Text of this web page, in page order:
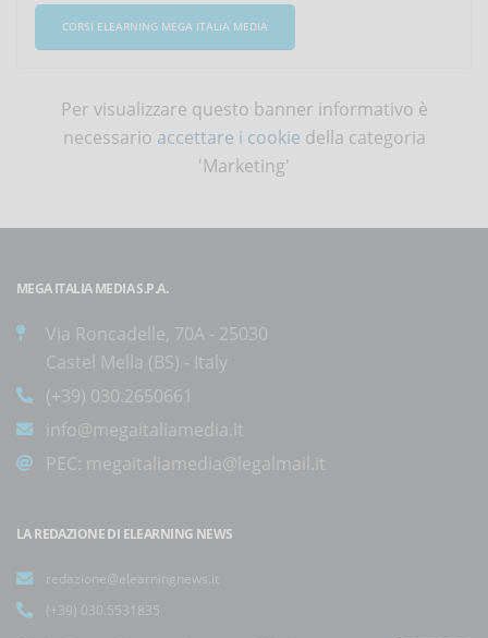
CORSI ELEARNING MEGA ITALIA MEDIA
Per visualizzare questo banner informativo è
necessario accettare i cookie della categoria
'Marketing'
MEGA ITALIA MEDIA S.P.A.
Via Roncadelle, 70A - 25030
Castel Mella (BS) - Italy
(+39) 030.2650661
info@megaitaliamedia.it
PEC: megaitaliamedia@legalmail.it
LA REDAZIONE DI ELEARNING NEWS
redazione@elearningnews.it
(+39) 030.5531835